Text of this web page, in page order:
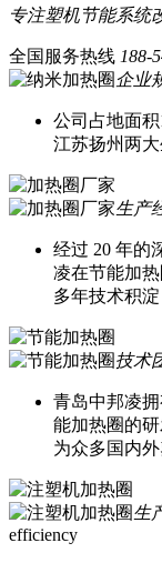
专注塑机节能系统
全国服务热线 188-
企业
公司占地面
江苏扬州两大
生产
经过 20 年的
凌在节能加
多年技术积淀
技术
青岛中邦凌
能加热圈的
为众多国内
生
efficiency